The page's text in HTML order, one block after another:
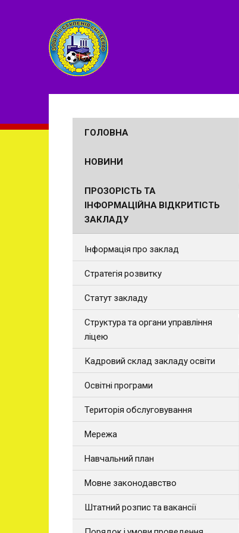
ГОЛОВНА
НОВИНИ
ПРОЗОРІСТЬ ТА
ІНФОРМАЦІЙНА ВІДКРИТІСТЬ
ЗАКЛАДУ
Інформація про заклад
Стратегія розвитку
Статут закладу
Структура та органи управління
ліцею
Кадровий склад закладу освіти
Освітні програми
Територія обслуговування
Мережа
Навчальний план
Мовне законодавство
Штатний розпис та вакансії